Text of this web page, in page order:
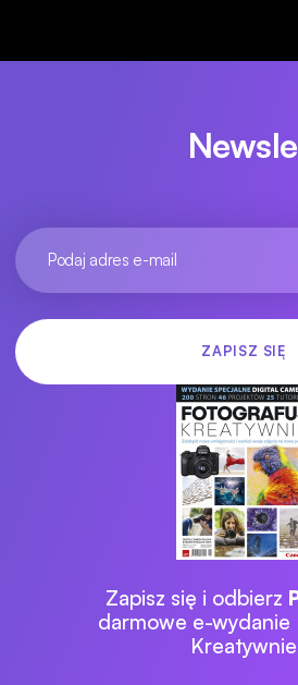
Zapisz się i odbierz
darmowe e-wydanie
Kreatywnie